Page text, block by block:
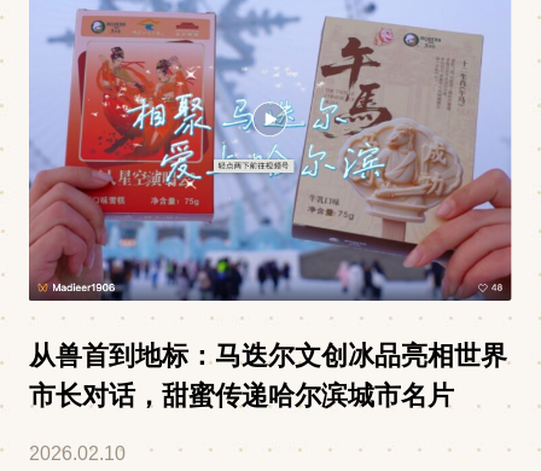
从兽首到地标：马迭尔文创冰品亮相世界
市长对话，甜蜜传递哈尔滨城市名片
2026.02.10